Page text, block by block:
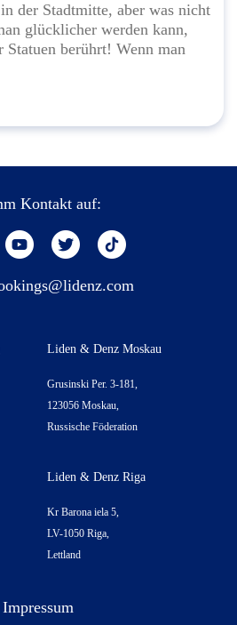
der Stadtmitte, aber was nicht
glücklicher werden kann,
Statuen berührt! Wenn man
Kontakt auf:
Liden & Denz Moskau
Grusinski Per. 3-181,
123056 Moskau,
Russische Föderation
Liden & Denz Riga
Kr Barona iela 5,
LV-1050 Riga,
Lettland
Impressum